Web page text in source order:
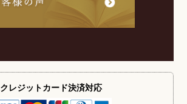
クレジットカード決済対応